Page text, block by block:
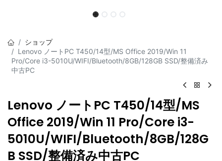
ショップ
Lenovo ノートPC T450/14型/MS Office 2019/Win 11
Pro/Core i3-5010U/WIFI/Bluetooth/8GB/128GB SSD/整備済み
中古PC
Lenovo ノートPC T450/14型/MS
Office 2019/Win 11 Pro/Core i3-
5010U/WIFI/Bluetooth/8GB/128G
B SSD/整備済み中古PC